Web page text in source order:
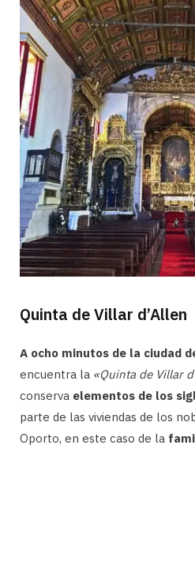
Quinta de Villar d’Allen
A ocho minutos de la ciudad
encuentra la «Quinta de Villar
conserva elementos de los
parte de las viviendas de los
Oporto, en este caso de la